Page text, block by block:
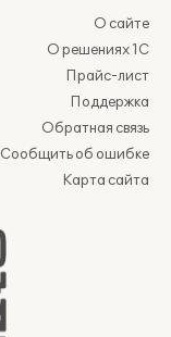
О сайте
О решениях 1С
Прайс-лист
Поддержка
Обратная связь
Сообщить об ошибке
Карта сайта